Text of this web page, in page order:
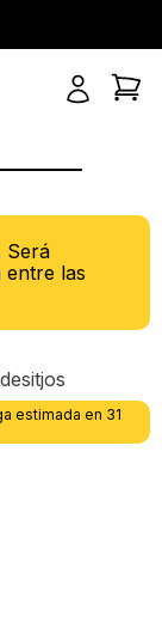
Será
entre las
estimada en 31